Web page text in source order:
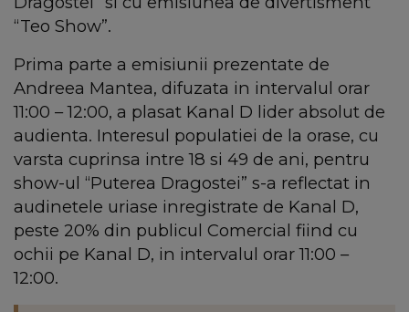
“Teo Show”.
Prima parte a emisiunii prezentate de
Andreea Mantea, difuzata in intervalul orar
11:00 – 12:00, a plasat Kanal D lider absolut de
audienta. Interesul populatiei de la orase, cu
varsta cuprinsa intre 18 si 49 de ani, pentru
show-ul “Puterea Dragostei” s-a reflectat in
audinetele uriase inregistrate de Kanal D,
peste 20% din publicul Comercial fiind cu
ochii pe Kanal D, in intervalul orar 11:00 –
12:00.